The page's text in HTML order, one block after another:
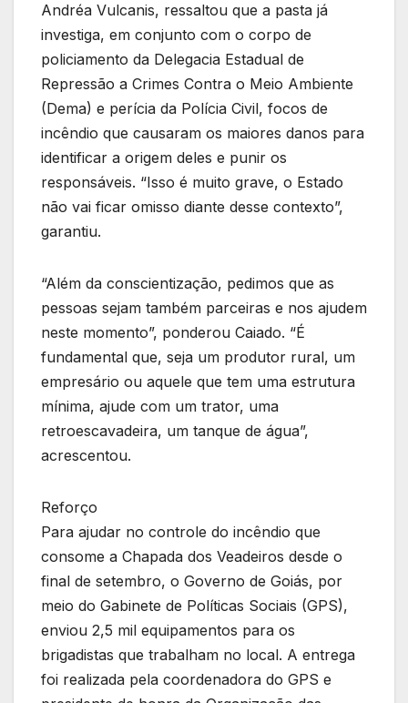
Andréa Vulcanis, ressaltou que a pasta já
investiga, em conjunto com o corpo de
policiamento da Delegacia Estadual de
Repressão a Crimes Contra o Meio Ambiente
(Dema) e perícia da Polícia Civil, focos de
incêndio que causaram os maiores danos para
identificar a origem deles e punir os
responsáveis. “Isso é muito grave, o Estado
não vai ficar omisso diante desse contexto”,
garantiu.
“Além da conscientização, pedimos que as
pessoas sejam também parceiras e nos ajudem
neste momento”, ponderou Caiado. “É
fundamental que, seja um produtor rural, um
empresário ou aquele que tem uma estrutura
mínima, ajude com um trator, uma
retroescavadeira, um tanque de água”,
acrescentou.
Reforço
Para ajudar no controle do incêndio que
consome a Chapada dos Veadeiros desde o
final de setembro, o Governo de Goiás, por
meio do Gabinete de Políticas Sociais (GPS),
enviou 2,5 mil equipamentos para os
brigadistas que trabalham no local. A entrega
foi realizada pela coordenadora do GPS e